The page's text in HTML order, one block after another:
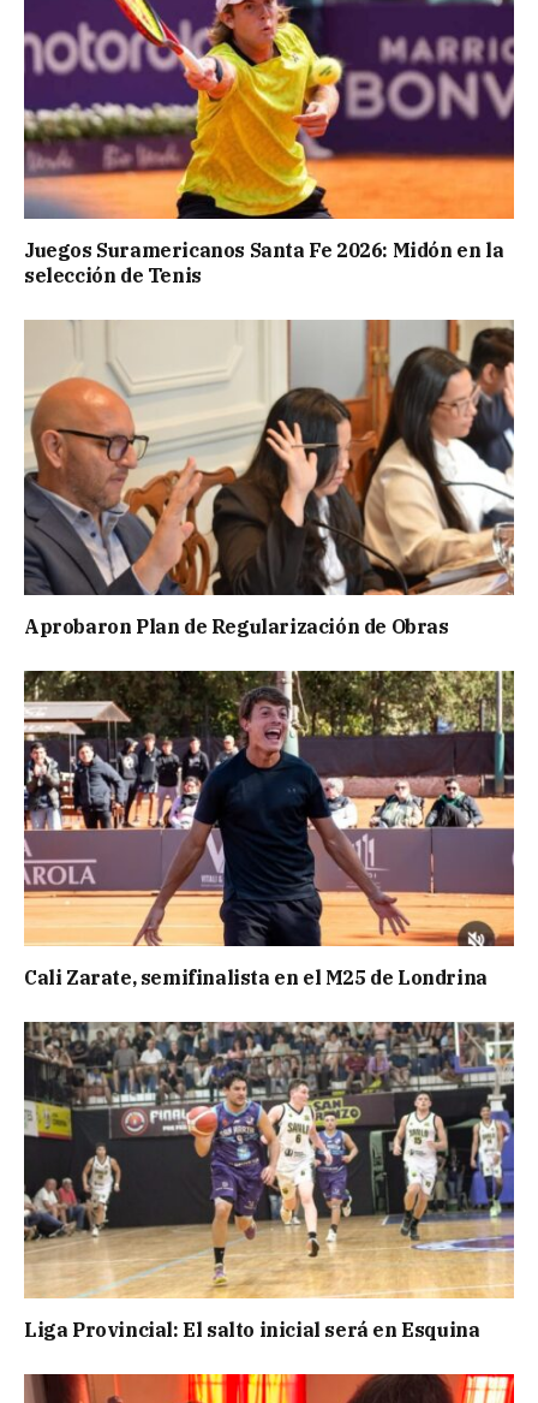
Juegos Suramericanos Santa Fe 2026: Midón en la
selección de Tenis
Aprobaron Plan de Regularización de Obras
Cali Zarate, semifinalista en el M25 de Londrina
Liga Provincial: El salto inicial será en Esquina